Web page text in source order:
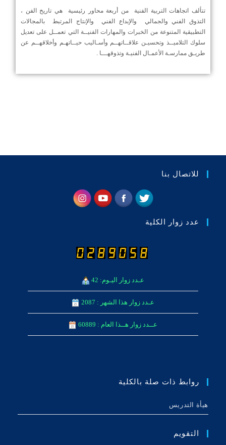
تتألف اتجاهات التربية الفنية من أربعة محاور رئيسية هي تاريخ الفن ،
التذوق الفني والجمالي والإبداع الفني والإنتاج المرتبط بالمجالات
التطبيقية المتنوعة من الخبرات والمهارات الفنيــة التي تعمــل على تعديل
سلوك التلاميــذ وتحسيـن علاقــاتهــم وأسـاليب حيــاتهـم وأخلاقهــم عن
طريـق ممارسـة الأعمـال الفنيـة وتذوقهـــا .
للاتصال بنا
عدد زوار الكلية
عـدد زوار اليـوم: 42
عـدد زوار هذا الشهر : 2087
عــدد زوار هــذا العام : 60889
روابط ذات صلة بالكلية
هيأة التدريس
التقويم